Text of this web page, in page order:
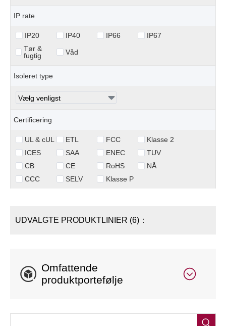
IP rate
IP20 IP40 IP66
IP67
Tør &
fugtig
Våd
Isoleret type
Certificering
UL & cUL ETL FCC
Klasse 2
ICES
SAA ENEC
TUV
CB
CE RoHS
NÅ
CCC
SELV Klasse P
UDVALGTE PRODUKTLINIER (6)：
Omfattende
produktportefølje